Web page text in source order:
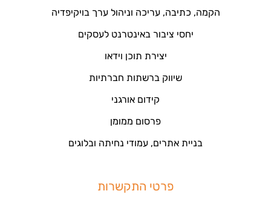
הקמה, כתיבה, עריכה וניהול ערך בויקיפדיה
יחסי ציבור באינטרנט לעסקים
יצירת תוכן וידאו
שיווק ברשתות חברתיות
קידום אורגני
פרסום ממומן
בניית אתרים, עמודי נחיתה ובלוגים
פרטי התקשרות